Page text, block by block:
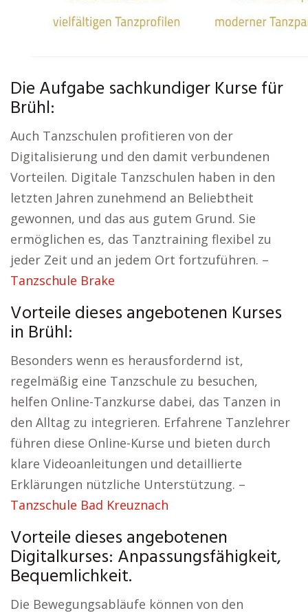
Die Aufgabe sachkundiger Kurse für
Brühl:
Auch Tanzschulen profitieren von der
Digitalisierung und den damit verbundenen
Vorteilen. Digitale Tanzschulen haben in den
letzten Jahren zunehmend an Beliebtheit
gewonnen, und das aus gutem Grund. Sie
ermöglichen es, das Tanztraining flexibel zu
jeder Zeit und an jedem Ort fortzuführen. –
Tanzschule Brake
Vorteile dieses angebotenen Kurses
in Brühl:
Besonders wenn es herausfordernd ist,
regelmäßig eine Tanzschule zu besuchen,
helfen Online-Tanzkurse dabei, das Tanzen in
den Alltag zu integrieren. Erfahrene Tanzlehrer
führen diese Online-Kurse und bieten durch
klare Videoanleitungen und detaillierte
Erklärungen nützliche Unterstützung. –
Tanzschule Bad Kreuznach
Vorteile dieses angebotenen
Digitalkurses: Anpassungsfähigkeit,
Bequemlichkeit.
Die Bewegungsabläufe können von den